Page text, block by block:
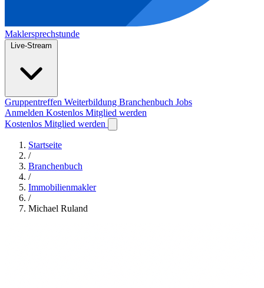
Maklersprechstunde
Live-Stream
Gruppentreffen Weiterbildung Branchenbuch Jobs
Anmelden Kostenlos Mitglied werden
Kostenlos Mitglied werden
Startseite
/
Branchenbuch
/
Immobilienmakler
/
Michael Ruland